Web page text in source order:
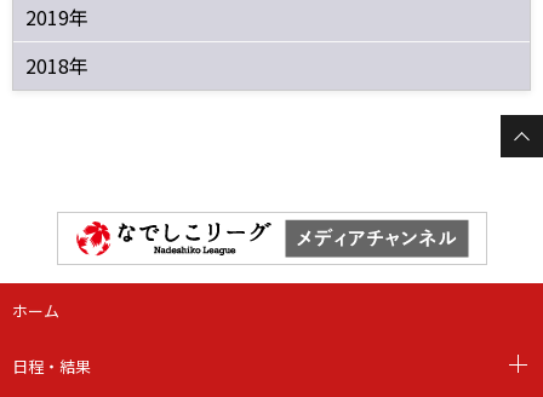
2019年
2018年
ホーム
日程・結果